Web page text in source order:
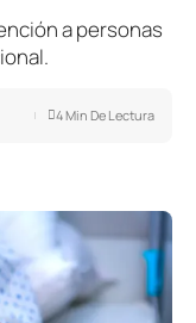
a personas
4 Min De Lectura